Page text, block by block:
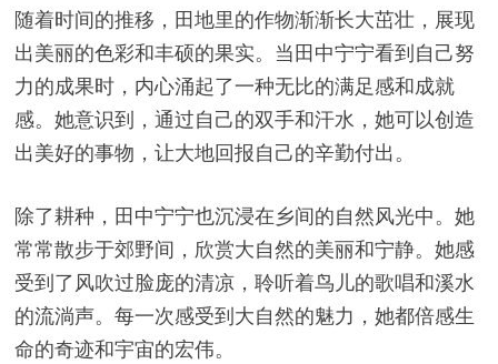
随着时间的推移，田地里的作物渐渐长大茁壮，展现
出美丽的色彩和丰硕的果实。当田中宁宁看到自己努
力的成果时，内心涌起了一种无比的满足感和成就
感。她意识到，通过自己的双手和汗水，她可以创造
出美好的事物，让大地回报自己的辛勤付出。
除了耕种，田中宁宁也沉浸在乡间的自然风光中。她
常常散步于郊野间，欣赏大自然的美丽和宁静。她感
受到了风吹过脸庞的清凉，聆听着鸟儿的歌唱和溪水
的流淌声。每一次感受到大自然的魅力，她都倍感生
命的奇迹和宇宙的宏伟。